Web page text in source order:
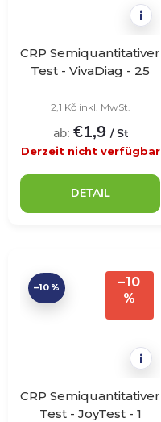
i
CRP Semiquantitativer
Test - VivaDiag - 25
2,1 Kč inkl. MwSt.
ab: €1,9 / St
Derzeit nicht verfügbar
DETAIL
–10
%
i
–10 %
CRP Semiquantitativer
Test - JoyTest - 1